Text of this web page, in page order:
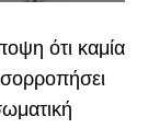
ότι καμία